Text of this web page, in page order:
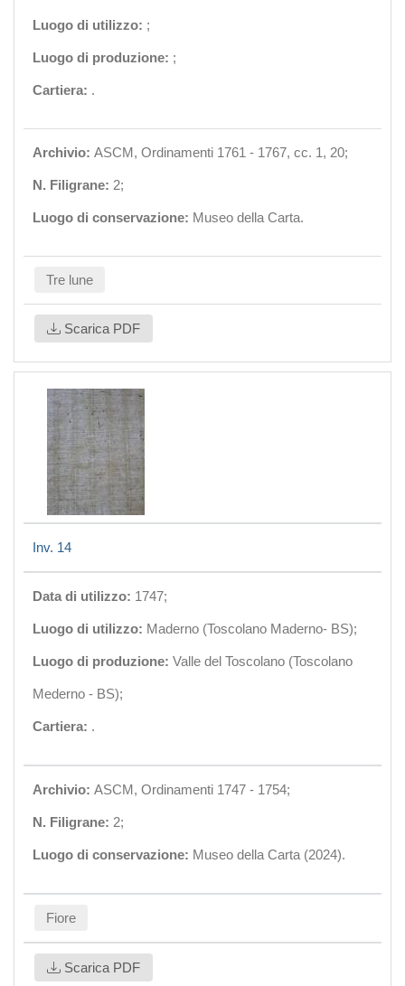
Luogo di utilizzo: ;
Luogo di produzione: ;
Cartiera: .
Archivio: ASCM, Ordinamenti 1761 - 1767, cc. 1, 20;
N. Filigrane: 2;
Luogo di conservazione: Museo della Carta.
Tre lune
Scarica PDF
Inv. 14
Data di utilizzo: 1747;
Luogo di utilizzo: Maderno (Toscolano Maderno- BS);
Luogo di produzione: Valle del Toscolano (Toscolano
Mederno - BS);
Cartiera: .
Archivio: ASCM, Ordinamenti 1747 - 1754;
N. Filigrane: 2;
Luogo di conservazione: Museo della Carta (2024).
Fiore
Scarica PDF